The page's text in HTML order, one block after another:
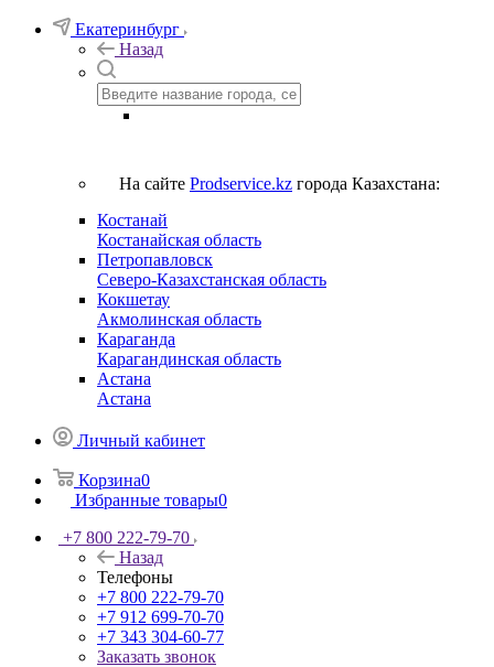
Екатеринбург
Назад
На сайте Prodservice.kz города Казахстана:
Костанай
Костанайская область
Петропавловск
Северо-Казахстанская область
Кокшетау
Акмолинская область
Караганда
Карагандинская область
Астана
Астана
Личный кабинет
Корзина0
Избранные товары0
+7 800 222-79-70
Назад
Телефоны
+7 800 222-79-70
+7 912 699-70-70
+7 343 304-60-77
Заказать звонок